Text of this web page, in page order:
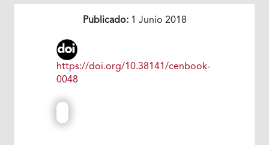
Publicado:1 Junio 2018
https://doi.org/10.38141/cenbook-
0048